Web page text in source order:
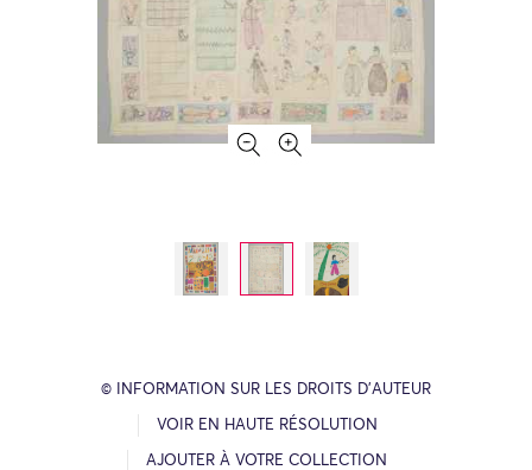
© INFORMATION SUR LES DROITS D’AUTEUR
VOIR EN HAUTE RÉSOLUTION
AJOUTER À VOTRE COLLECTION